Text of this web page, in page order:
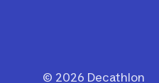
© 2026 Decathlon